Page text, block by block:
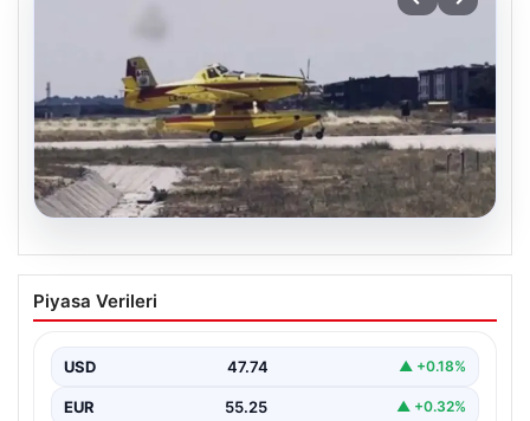
İspanya ve Fransa’daki Görevlerini
Tamamlayan Yangın Söndürme Uçakları
Orman Genel Müdürlüğü tarafından yapılan açıklamada,
büyük…
Piyasa Verileri
USD 47.74 ▲ +0.18%
EUR 55.25 ▲ +0.32%